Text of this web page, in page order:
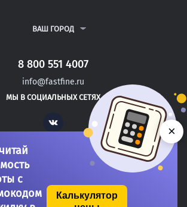
КОНФИДЕНЦИАЛЬНОСТИ
КОНТАКТЫ
ВАШ ГОРОД
САНКТ-ПЕТЕРБУРГ
ЧАЙКОВСКИЙ
ЧЕРЕПОВЕЦ
8 800 551 4007
info@fastfine.ru
МЫ В СОЦИАЛЬНЫХ СЕТЯХ
Vk
с
Калькулятор
×